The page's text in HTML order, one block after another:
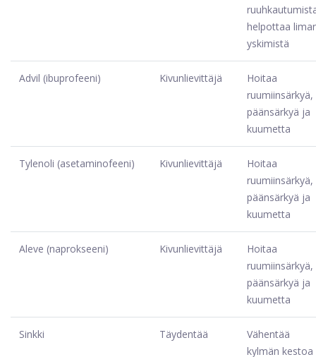
helpottaa
yskimistä
Advil (ibuprofeeni) Kivunlievittäjä
Hoitaa
ruumiinsärkyä,
päänsärkyä ja
kuumetta
Tylenoli (asetaminofeeni) Kivunlievittäjä
Hoitaa
ruumiinsärkyä,
päänsärkyä ja
kuumetta
Aleve (naprokseeni) Kivunlievittäjä
Hoitaa
ruumiinsärkyä,
päänsärkyä ja
kuumetta
Sinkki Täydentää
Vähentää
kylmän kestoa